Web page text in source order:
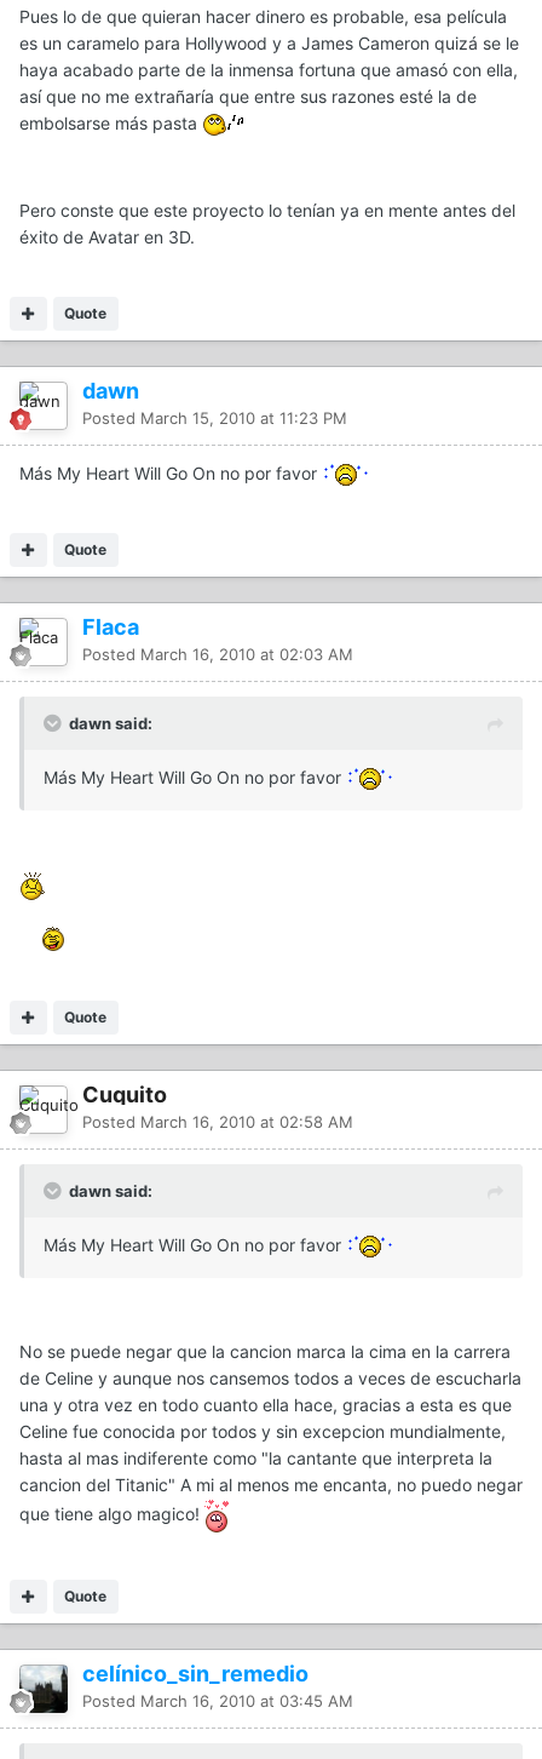
Pues lo de que quieran hacer dinero es probable, esa película
es un caramelo para Hollywood y a James Cameron quizá se le
haya acabado parte de la inmensa fortuna que amasó con ella,
así que no me extrañaría que entre sus razones esté la de
embolsarse más pasta
Pero conste que este proyecto lo tenían ya en mente antes del
éxito de Avatar en 3D.
Quote
dawn
Posted March 15, 2010 at 11:23 PM
Más My Heart Will Go On no por favor
Quote
Flaca
Posted March 16, 2010 at 02:03 AM
dawn said:
Más My Heart Will Go On no por favor
Quote
Cuquito
Posted March 16, 2010 at 02:58 AM
dawn said:
Más My Heart Will Go On no por favor
No se puede negar que la cancion marca la cima en la carrera
de Celine y aunque nos cansemos todos a veces de escucharla
una y otra vez en todo cuanto ella hace, gracias a esta es que
Celine fue conocida por todos y sin excepcion mundialmente,
hasta al mas indiferente como "la cantante que interpreta la
cancion del Titanic" A mi al menos me encanta, no puedo negar
que tiene algo magico!
Quote
celínico_sin_remedio
Posted March 16, 2010 at 03:45 AM